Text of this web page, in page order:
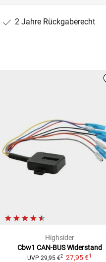
2 Jahre Rückgaberecht
Highsider
Cbw1 CAN-BUS Widerstand
UVP 29,95 €2 27,95 €1